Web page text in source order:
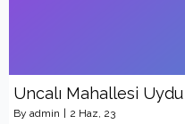
Uncalı Mahallesi
By admin | 2 Haz, 23